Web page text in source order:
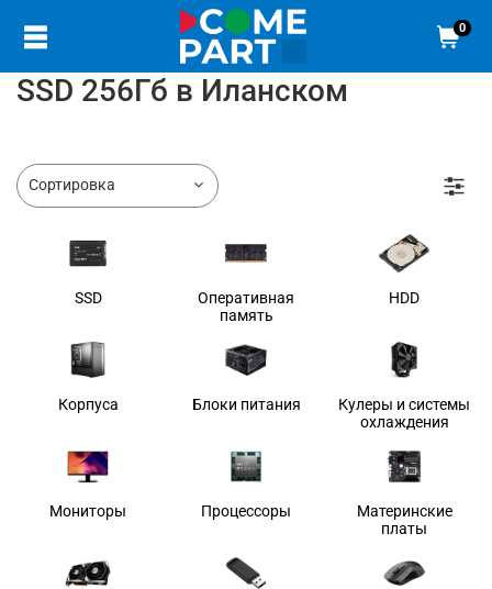
0
SSD 256Гб в Иланском
SSD
Оперативная
память
HDD
Корпуса Блоки питания
Кулеры и системы
охлаждения
Мониторы Процессоры
Материнские
платы